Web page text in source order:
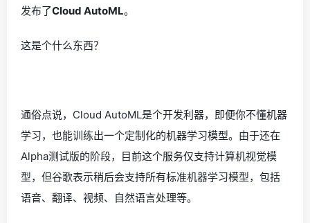
发布了Cloud AutoML。
这是个什么东西？
通俗点说，Cloud AutoML是个开发利器，即便你不懂机器
学习，也能训练出一个定制化的机器学习模型。由于还在
Alpha测试版的阶段，目前这个服务仅支持计算机视觉模
型，但谷歌表示稍后会支持所有标准机器学习模型，包括
语音、翻译、视频、自然语言处理等。